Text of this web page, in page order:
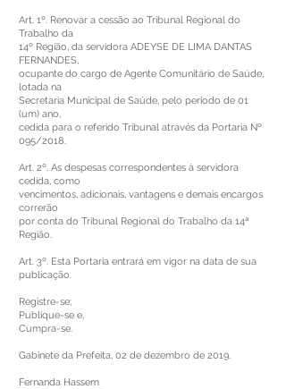
Art. 1º. Renovar a cessão ao Tribunal Regional do
Trabalho da
14º Região, da servidora ADEYSE DE LIMA DANTAS
FERNANDES,
ocupante do cargo de Agente Comunitário de Saúde,
lotada na
Secretaria Municipal de Saúde, pelo período de 01
(um) ano,
cedida para o referido Tribunal através da Portaria Nº
095/2018.
Art. 2º. As despesas correspondentes à servidora
cedida, como
vencimentos, adicionais, vantagens e demais encargos
correrão
por conta do Tribunal Regional do Trabalho da 14ª
Região.
Art. 3º. Esta Portaria entrará em vigor na data de sua
publicação.
Registre-se;
Publique-se e,
Cumpra-se.
Gabinete da Prefeita, 02 de dezembro de 2019.
Fernanda Hassem